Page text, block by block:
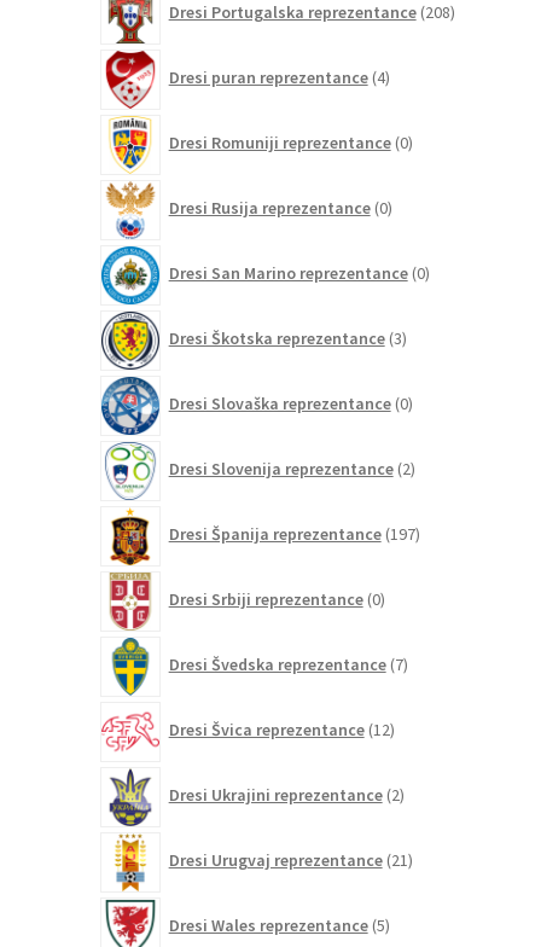
Dresi Portugalska reprezentance 208izdelkov
Dresi puran reprezentance 4izdelki
Dresi Romuniji reprezentance 0izdelkov
Dresi Rusija reprezentance 0izdelkov
Dresi San Marino reprezentance 0izdelkov
Dresi Škotska reprezentance 3izdelki
Dresi Slovaška reprezentance 0izdelkov
Dresi Slovenija reprezentance 2izdelka
Dresi Španija reprezentance 197izdelkov
Dresi Srbiji reprezentance 0izdelkov
Dresi Švedska reprezentance 7izdelkov
Dresi Švica reprezentance 12izdelkov
Dresi Ukrajini reprezentance 2izdelka
Dresi Urugvaj reprezentance 21izdelkov
Dresi Wales reprezentance 5izdelkov